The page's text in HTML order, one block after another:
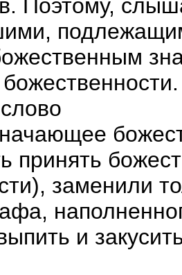
Поэтому,
принять
заменили
и